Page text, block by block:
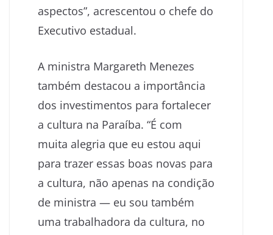
aspectos”, acrescentou o chefe do
Executivo estadual.
A ministra Margareth Menezes
também destacou a importância
dos investimentos para fortalecer
a cultura na Paraíba. “É com
muita alegria que eu estou aqui
para trazer essas boas novas para
a cultura, não apenas na condição
de ministra — eu sou também
uma trabalhadora da cultura, no